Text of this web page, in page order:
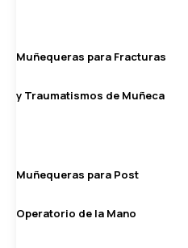
Muñequeras para Fracturas
y Traumatismos de Muñeca
Muñequeras para Post
Operatorio de la Mano